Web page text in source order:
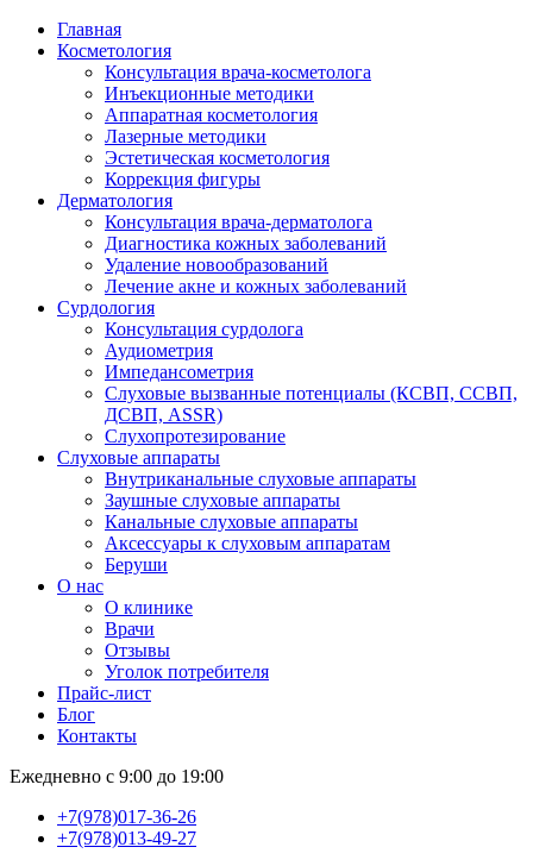
Главная
Косметология
Консультация врача-косметолога
Инъекционные методики
Аппаратная косметология
Лазерные методики
Эстетическая косметология
Коррекция фигуры
Дерматология
Консультация врача-дерматолога
Диагностика кожных заболеваний
Удаление новообразований
Лечение акне и кожных заболеваний
Сурдология
Консультация сурдолога
Аудиометрия
Импедансометрия
Слуховые вызванные потенциалы (КСВП, ССВП,
ДСВП, ASSR)
Слухопротезирование
Слуховые аппараты
Внутриканальные слуховые аппараты
Заушные слуховые аппараты
Канальные слуховые аппараты
Аксессуары к слуховым аппаратам
Беруши
О нас
О клинике
Врачи
Отзывы
Уголок потребителя
Прайс-лист
Блог
Контакты
Ежедневно с 9:00 до 19:00
+7(978)017-36-26
+7(978)013-49-27